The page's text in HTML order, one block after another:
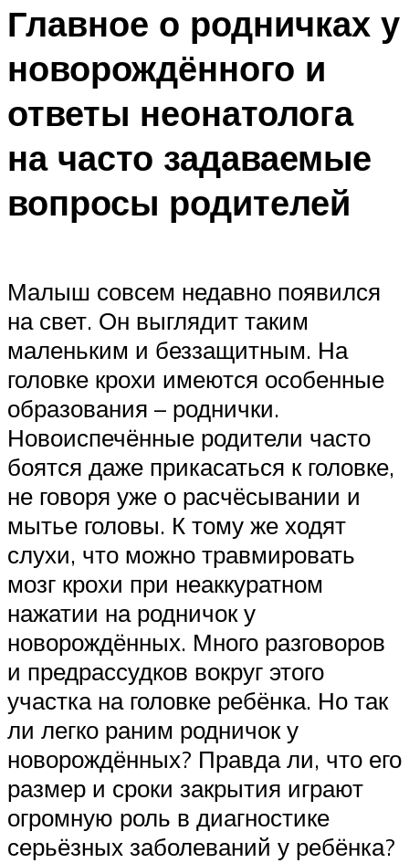
Главное о родничках у
новорождённого и
ответы неонатолога
на часто задаваемые
вопросы родителей
Малыш совсем недавно появился
на свет. Он выглядит таким
маленьким и беззащитным. На
головке крохи имеются особенные
образования – роднички.
Новоиспечённые родители часто
боятся даже прикасаться к головке,
не говоря уже о расчёсывании и
мытье головы. К тому же ходят
слухи, что можно травмировать
мозг крохи при неаккуратном
нажатии на родничок у
новорождённых. Много разговоров
и предрассудков вокруг этого
участка на головке ребёнка. Но так
ли легко раним родничок у
новорождённых? Правда ли, что его
размер и сроки закрытия играют
огромную роль в диагностике
серьёзных заболеваний у ребёнка?